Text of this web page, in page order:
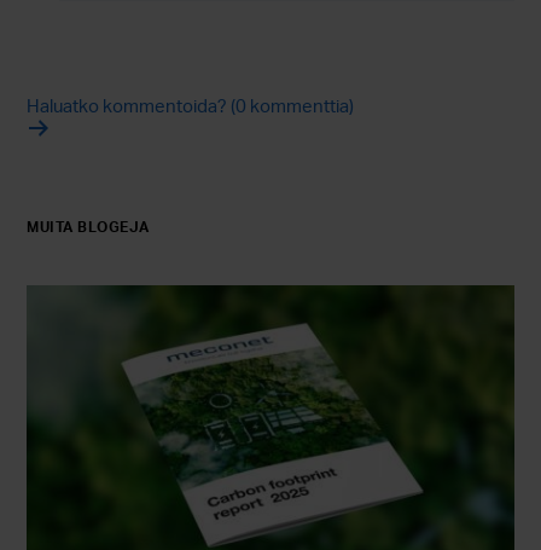
Haluatko kommentoida? (0 kommenttia)
MUITA BLOGEJA